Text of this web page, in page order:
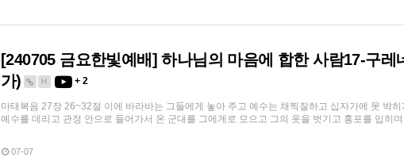
[240705 금요한빛예배] 하나님의 마음에 합한 사람17-구레
가)
H + 2
마태복음 27장 26~32절 이에 바라바는 그들에게 놓아 주고 예수는 채찍질하고 십자가에 못 박히
예수를 데리고 관정 안으로 들어가서 온 군대를 그에게로 모으고 그의 옷을 벗기고 홍포를 입히
07-07